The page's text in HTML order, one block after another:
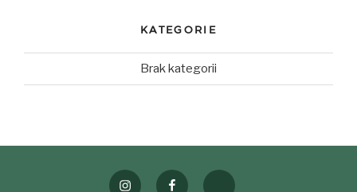
KATEGORIE
Brak kategorii
instagramfacebook weselezklasa